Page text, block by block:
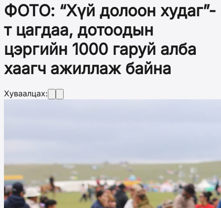
ФОТО: “Хүй долоон худаг”-
т цагдаа, дотоодын
цэргийн 1000 гаруй алба
хаагч ажиллаж байна
Хуваалцах: